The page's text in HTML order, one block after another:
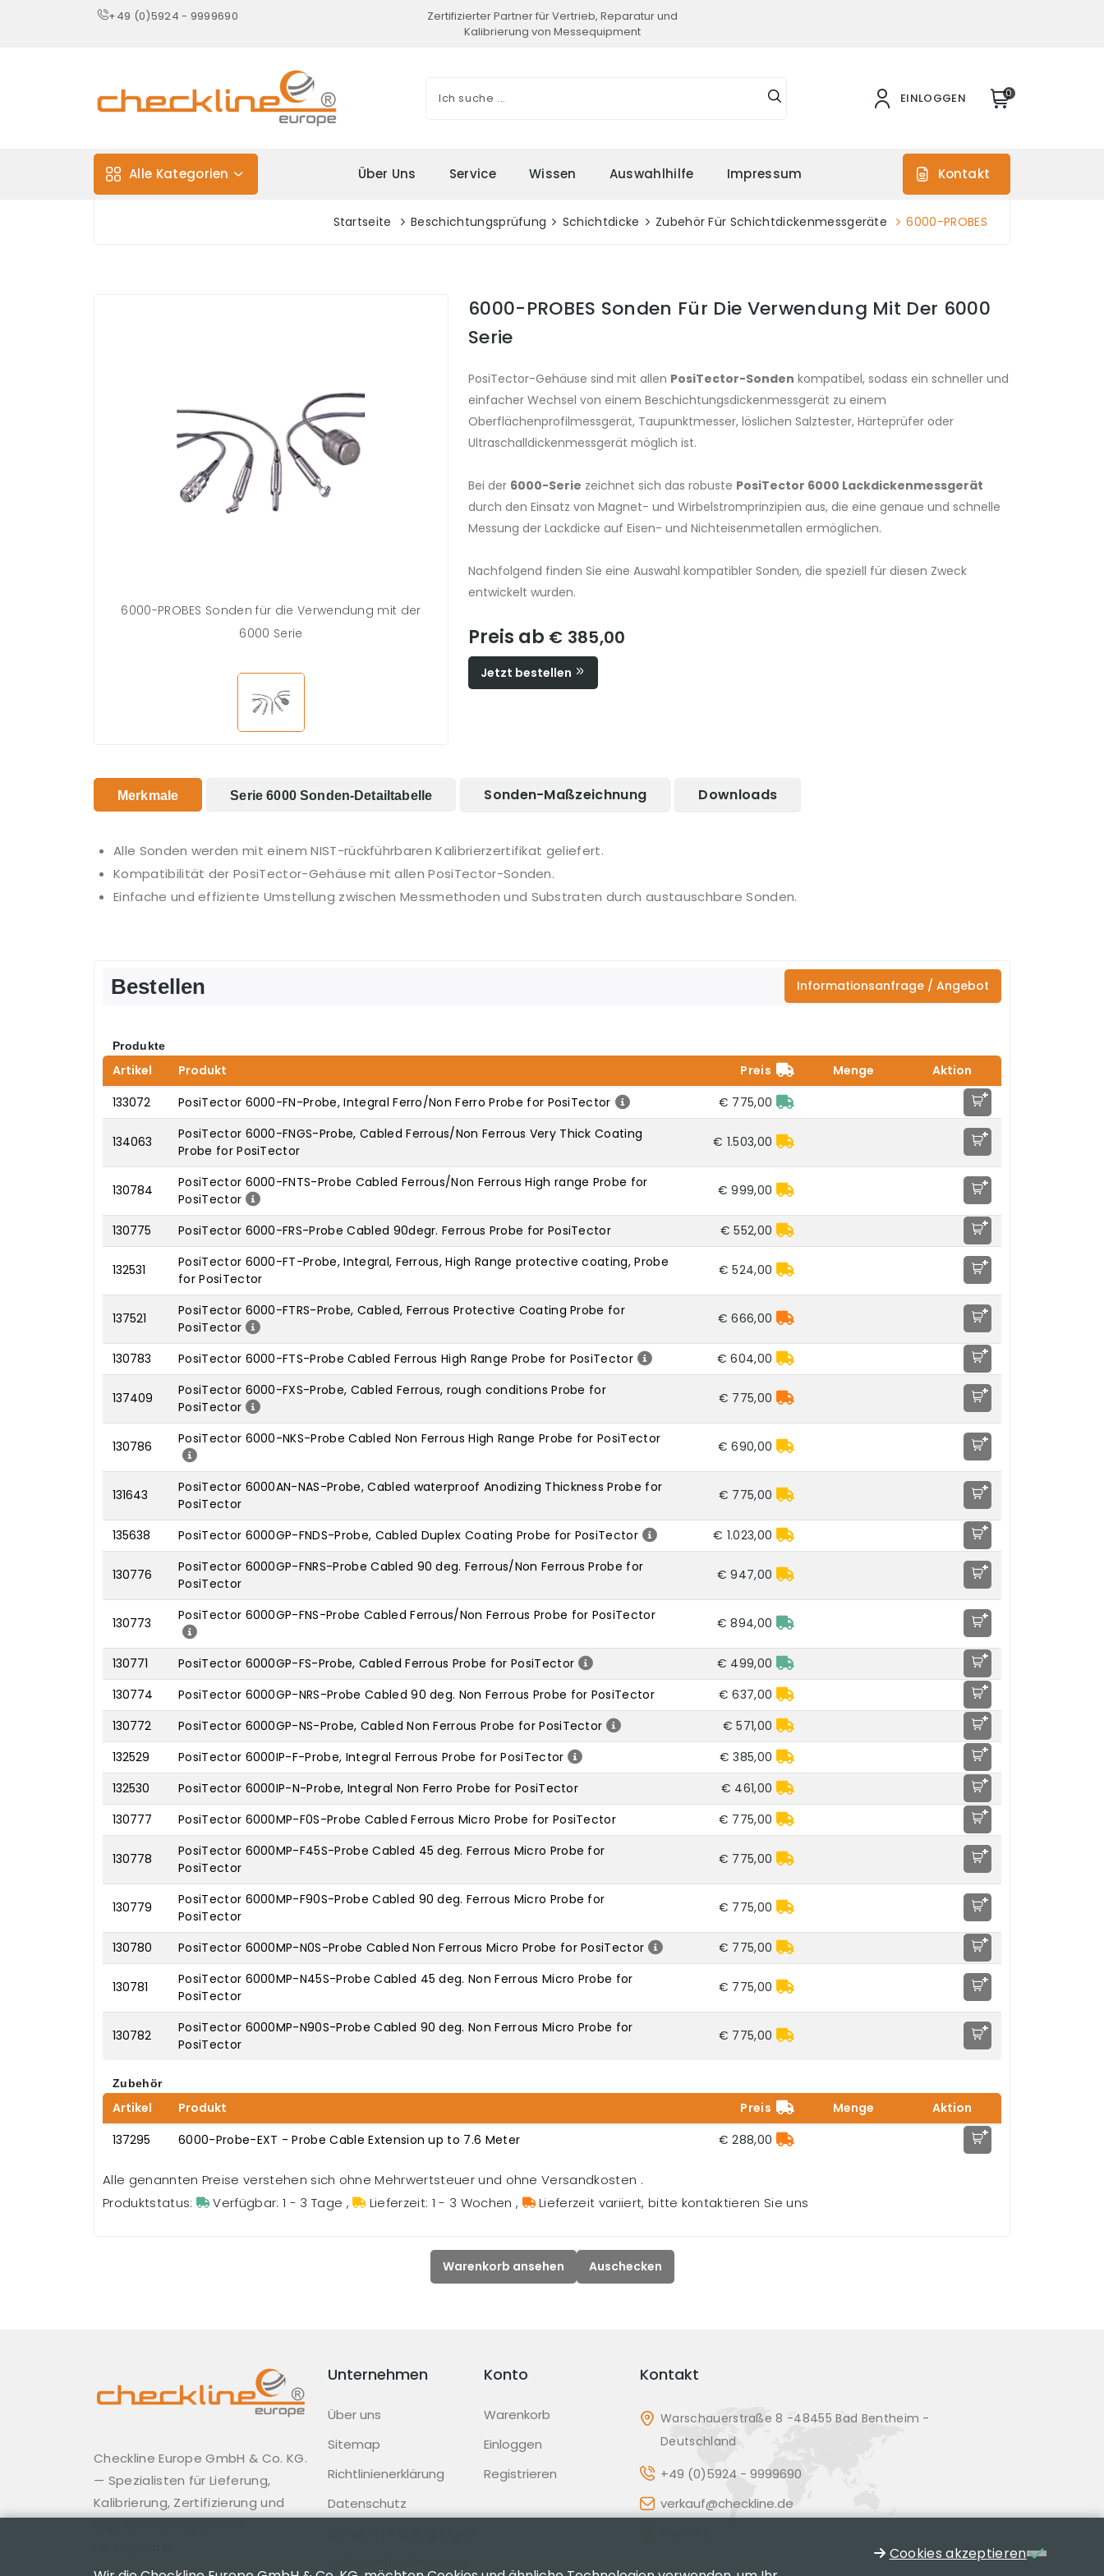
+49 (0)5924 - 9999690
Zertifizierter Partner für Vertrieb, Reparatur und
Kalibrierung von Messequipment
EINLOGGEN 0
Alle Kategorien Über Uns Service Wissen Auswahlhilfe Impressum Kontakt
Startseite Beschichtungsprüfung Schichtdicke Zubehör Für Schichtdickenmessgeräte 6000-PROBES
6000-PROBES Sonden für die Verwendung mit der
6000 Serie
6000-PROBES Sonden Für Die Verwendung Mit Der 6000
Serie
PosiTector-Gehäuse sind mit allen PosiTector-Sonden kompatibel, sodass ein schneller und
einfacher Wechsel von einem Beschichtungsdickenmessgerät zu einem
Oberflächenprofilmessgerät, Taupunktmesser, löslichen Salztester, Härteprüfer oder
Ultraschalldickenmessgerät möglich ist.
Bei der 6000-Serie zeichnet sich das robuste PosiTector 6000 Lackdickenmessgerät
durch den Einsatz von Magnet- und Wirbelstromprinzipien aus, die eine genaue und schnelle
Messung der Lackdicke auf Eisen- und Nichteisenmetallen ermöglichen.
Nachfolgend finden Sie eine Auswahl kompatibler Sonden, die speziell für diesen Zweck
entwickelt wurden.
Preis ab € 385,00
Jetzt bestellen
Merkmale Serie 6000 Sonden-Detailtabelle Sonden-Maßzeichnung Downloads
Alle Sonden werden mit einem NIST-rückführbaren Kalibrierzertifikat geliefert.
Kompatibilität der PosiTector-Gehäuse mit allen PosiTector-Sonden.
Einfache und effiziente Umstellung zwischen Messmethoden und Substraten durch austauschbare Sonden.
Bestellen Informationsanfrage / Angebot
Produkte
Artikel Produkt Preis Menge
Aktion
133072
PosiTector 6000-FN-Probe, Integral Ferro/Non Ferro Probe for PosiTector € 775,00 +
134063
PosiTector 6000-FNGS-Probe, Cabled Ferrous/Non Ferrous Very Thick Coating
Probe for PosiTector
€ 1.503,00 +
130784
PosiTector 6000-FNTS-Probe Cabled Ferrous/Non Ferrous High range Probe for
PosiTector
€ 999,00 +
130775 PosiTector 6000-FRS-Probe Cabled 90degr. Ferrous Probe for PosiTector € 552,00 +
132531
PosiTector 6000-FT-Probe, Integral, Ferrous, High Range protective coating, Probe
for PosiTector
€ 524,00 +
137521
PosiTector 6000-FTRS-Probe, Cabled, Ferrous Protective Coating Probe for
PosiTector
€ 666,00 +
130783 PosiTector 6000-FTS-Probe Cabled Ferrous High Range Probe for PosiTector € 604,00 +
137409
PosiTector 6000-FXS-Probe, Cabled Ferrous, rough conditions Probe for
PosiTector
€ 775,00 +
130786 PosiTector 6000-NKS-Probe Cabled Non Ferrous High Range Probe for PosiTector € 690,00 +
131643
PosiTector 6000AN-NAS-Probe, Cabled waterproof Anodizing Thickness Probe for
PosiTector
€ 775,00 +
135638 PosiTector 6000GP-FNDS-Probe, Cabled Duplex Coating Probe for PosiTector € 1.023,00 +
130776
PosiTector 6000GP-FNRS-Probe Cabled 90 deg. Ferrous/Non Ferrous Probe for
PosiTector
€ 947,00 +
130773 PosiTector 6000GP-FNS-Probe Cabled Ferrous/Non Ferrous Probe for PosiTector € 894,00 +
130771 PosiTector 6000GP-FS-Probe, Cabled Ferrous Probe for PosiTector € 499,00 +
130774 PosiTector 6000GP-NRS-Probe Cabled 90 deg. Non Ferrous Probe for PosiTector € 637,00 +
130772 PosiTector 6000GP-NS-Probe, Cabled Non Ferrous Probe for PosiTector € 571,00 +
132529 PosiTector 6000IP-F-Probe, Integral Ferrous Probe for PosiTector € 385,00 +
132530 PosiTector 6000IP-N-Probe, Integral Non Ferro Probe for PosiTector € 461,00 +
130777 PosiTector 6000MP-F0S-Probe Cabled Ferrous Micro Probe for PosiTector € 775,00 +
130778
PosiTector 6000MP-F45S-Probe Cabled 45 deg. Ferrous Micro Probe for
PosiTector
€ 775,00 +
130779
PosiTector 6000MP-F90S-Probe Cabled 90 deg. Ferrous Micro Probe for
PosiTector
€ 775,00 +
130780 PosiTector 6000MP-N0S-Probe Cabled Non Ferrous Micro Probe for PosiTector € 775,00 +
130781
PosiTector 6000MP-N45S-Probe Cabled 45 deg. Non Ferrous Micro Probe for
PosiTector
€ 775,00 +
130782
PosiTector 6000MP-N90S-Probe Cabled 90 deg. Non Ferrous Micro Probe for
PosiTector
€ 775,00 +
Zubehör
Artikel Produkt Preis Menge
Aktion
137295
6000-Probe-EXT - Probe Cable Extension up to 7.6 Meter € 288,00 +
Alle genannten Preise verstehen sich ohne Mehrwertsteuer und ohne Versandkosten .
Produktstatus:
Verfügbar: 1 - 3 Tage , Lieferzeit: 1 - 3 Wochen , Lieferzeit variiert, bitte kontaktieren Sie uns
Warenkorb ansehen Auschecken
Checkline Europe GmbH & Co. KG.
— Spezialisten für Lieferung,
Kalibrierung, Zertifizierung und
Unternehmen
Über uns
Sitemap
Richtlinienerklärung
Datenschutz
Konto
Warenkorb
Einloggen
Registrieren
Kontakt
Warschauerstraße 8 -48455 Bad Bentheim -
Deutschland
+49 (0)5924 - 9999690
verkauf@checkline.de
Cookies akzeptieren